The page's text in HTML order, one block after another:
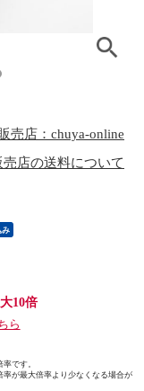
売店：chuya-online
売店の送料について
み
10倍
ら
です。
が最大倍率より少なくなる場合が